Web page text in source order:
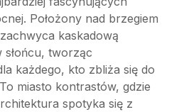
Położony nad brzegiem
kaskadową
tworząc
każdego, kto zbliża się do
miasto kontrastów, gdzie
spotyka się z